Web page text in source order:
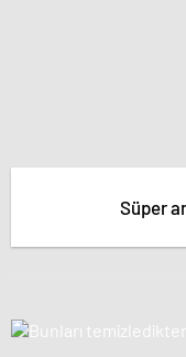
Süper